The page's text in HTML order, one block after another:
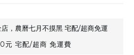
店，農曆七月不摸黑 宅配/超商免運
元 宅配/超商 免運費